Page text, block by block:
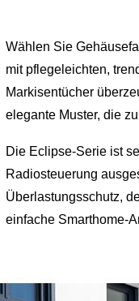
Wählen Sie
mit pflegeleichten,
Markisentücher
elegante Muster, die
Die Eclipse-Serie ist
Radiosteuerung
Überlastungsschutz,
einfache Smarthome-